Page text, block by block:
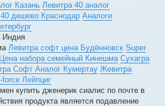
Казань Левитра 40 аналог
дешево Краснодар Аналоги
Индия
Левитра софт цена Будённовск Super
Цена набора семейный Кинешма Сухагра
Софт Аналог Кумертау Жевитра
force Лейпциг
купить дженерик сиалис по почте в
продукта является подавление